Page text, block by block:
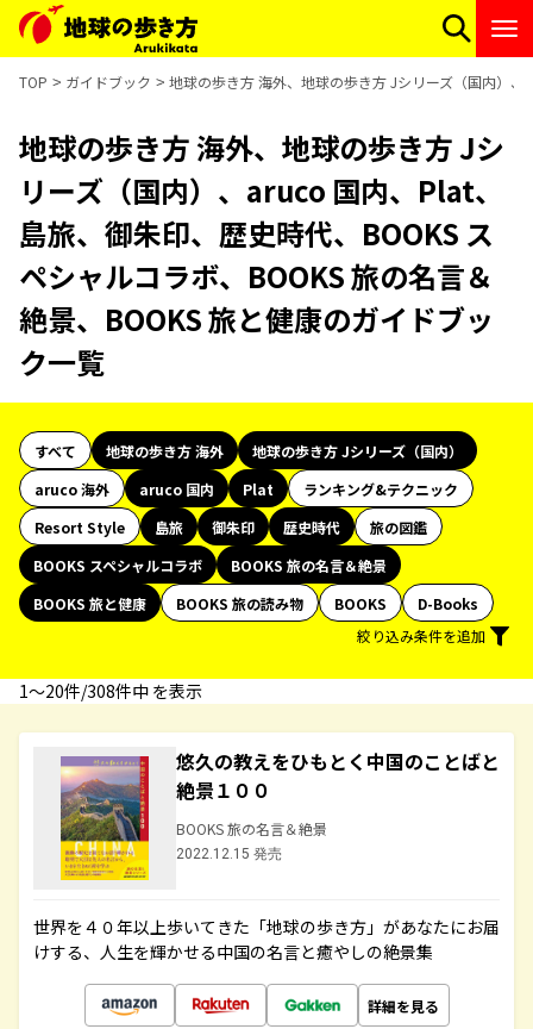
TOP ガイドブック 地球の歩き方 海外、地球の歩き方 Jシリーズ（国内）
地球の歩き方 海外、地球の歩き方 Jシ
リーズ（国内）、aruco 国内、Plat、
島旅、御朱印、歴史時代、BOOKS ス
ペシャルコラボ、BOOKS 旅の名言＆
絶景、BOOKS 旅と健康のガイドブッ
ク一覧
すべて 地球の歩き方 海外
地球の歩き方 Jシリーズ（国内）
aruco 海外
aruco 国内 Plat
ランキング&テクニック
Resort Style
島旅 御朱印 歴史時代
旅の図鑑
BOOKS スペシャルコラボ
BOOKS 旅の名言＆絶景
BOOKS 旅と健康
BOOKS 旅の読み物 BOOKS
D-Books
絞り込み条件を追加
1〜20件/308件中 を表示
悠久の教えをひもとく中国のことばと
絶景１００
BOOKS 旅の名言＆絶景
2022.12.15 発売
世界を４０年以上歩いてきた「地球の歩き方」があなたにお届
けする、人生を輝かせる中国の名言と癒やしの絶景集
詳細を見る